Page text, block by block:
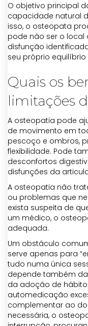
O objetivo principal
capacidade natural
isso, o osteopata
pode não ser o local
disfunção
seu próprio equilíbrio
Quais os
limitações
A osteopatia pode
de movimento em
pescoço e ombros,
flexibilidade. Pode
desconfortos
disfunções da
A osteopatia não
ou problemas que
exista suspeita de
um médico, o
adequada.
Um obstáculo
serve apenas para
tudo numa única
depende também
da adoção de
automedicação
complementar ao
necessária, o